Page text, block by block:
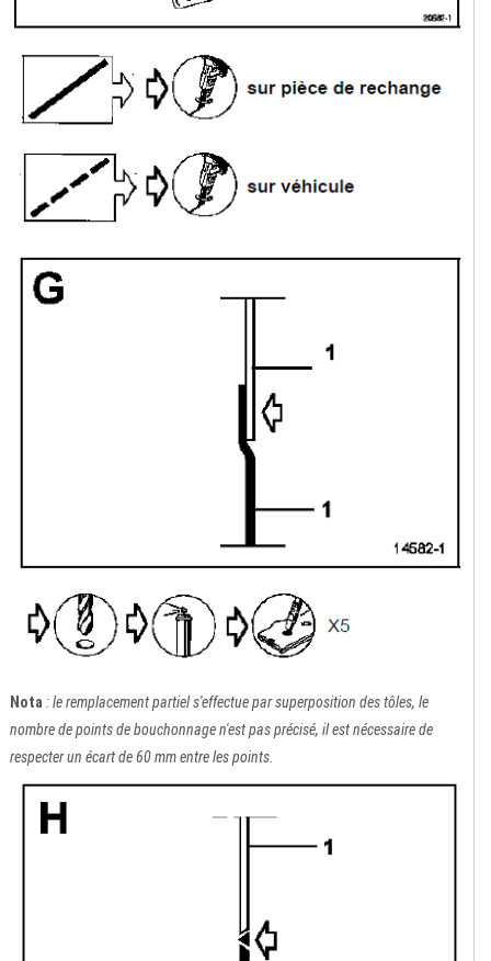
Nota : le remplacement partiel s'effectue par superposition des tôles, le
nombre de points de bouchonnage n'est pas précisé, il est nécessaire de
respecter un écart de 60 mm entre les points.